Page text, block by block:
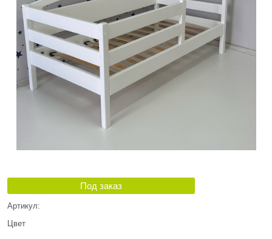
Под заказ
Артикул:
Цвет